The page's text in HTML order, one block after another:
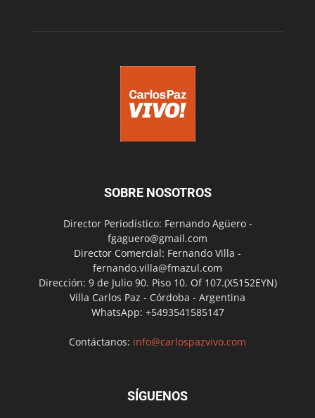
SOBRE NOSOTROS
Director Periodístico: Fernando Agüero -
fgaguero@gmail.com
Director Comercial: Fernando Villa -
fernando.villa@fmazul.com
Dirección: 9 de Julio 90. Piso 10. Of 107.(X5152EYN)
Villa Carlos Paz - Córdoba - Argentina
WhatsApp: +5493541585147
Contáctanos: info@carlospazvivo.com
SÍGUENOS